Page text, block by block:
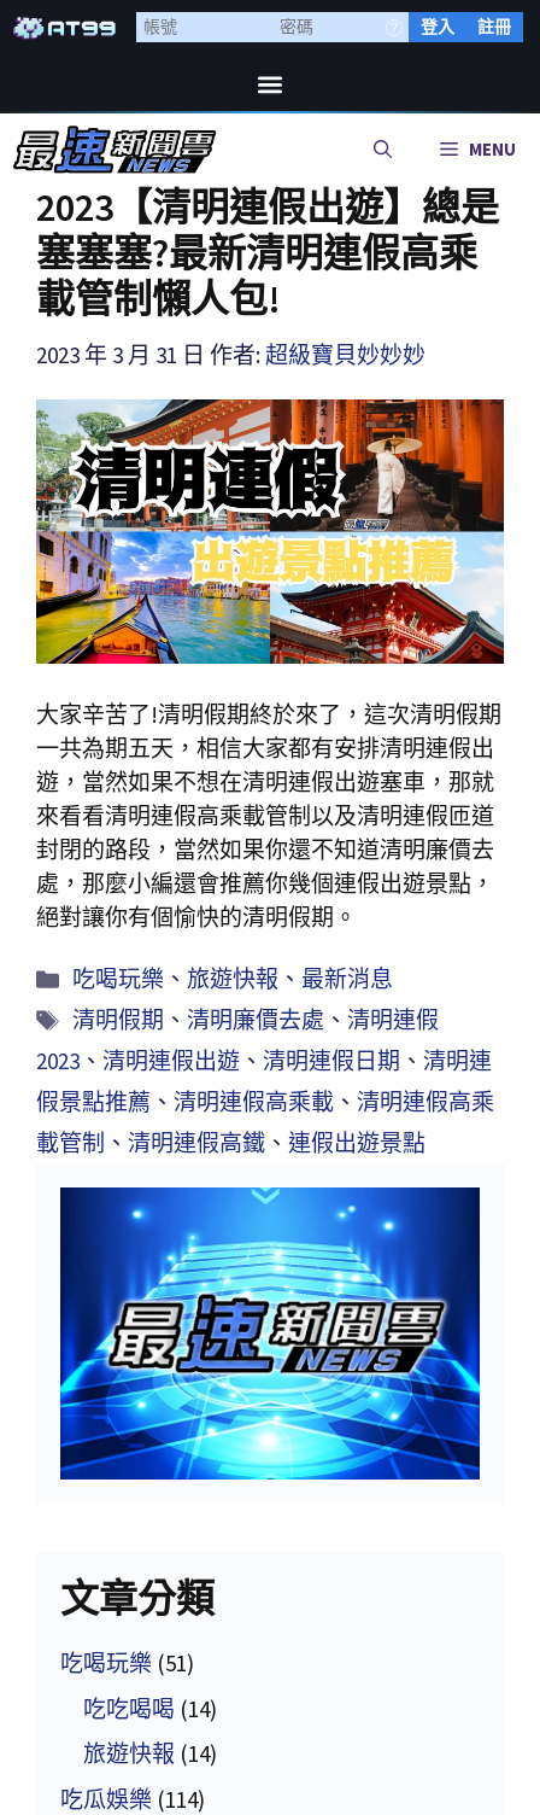
登入 註冊
MENU
2023【清明連假出遊】總是
塞塞塞?最新清明連假高乘
載管制懶人包!
2023 年 3 月 31 日 作者: 超級寶貝妙妙妙
大家辛苦了!清明假期終於來了，這次清明假期
一共為期五天，相信大家都有安排清明連假出
遊，當然如果不想在清明連假出遊塞車，那就
來看看清明連假高乘載管制以及清明連假匝道
封閉的路段，當然如果你還不知道清明廉價去
處，那麼小編還會推薦你幾個連假出遊景點，
絕對讓你有個愉快的清明假期。
吃喝玩樂 、 旅遊快報 、最新消息
清明假期 、清明廉價去處 、清明連假
2023 、 清明連假出遊 、 清明連假日期 、 清明連
假景點推薦 、 清明連假高乘載 、 清明連假高乘
載管制 、 清明連假高鐵 、 連假出遊景點
文章分類
吃喝玩樂 (51)
吃吃喝喝 (14)
旅遊快報 (14)
吃瓜娛樂 (114)